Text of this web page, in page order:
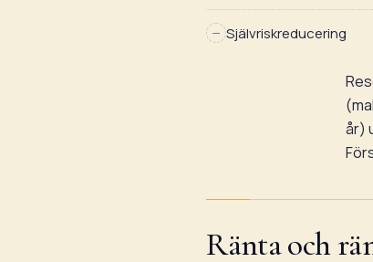
Självriskreducering
år)
Ränta och